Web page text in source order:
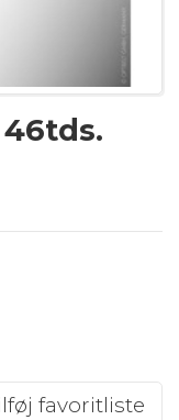
46tds.
favoritliste